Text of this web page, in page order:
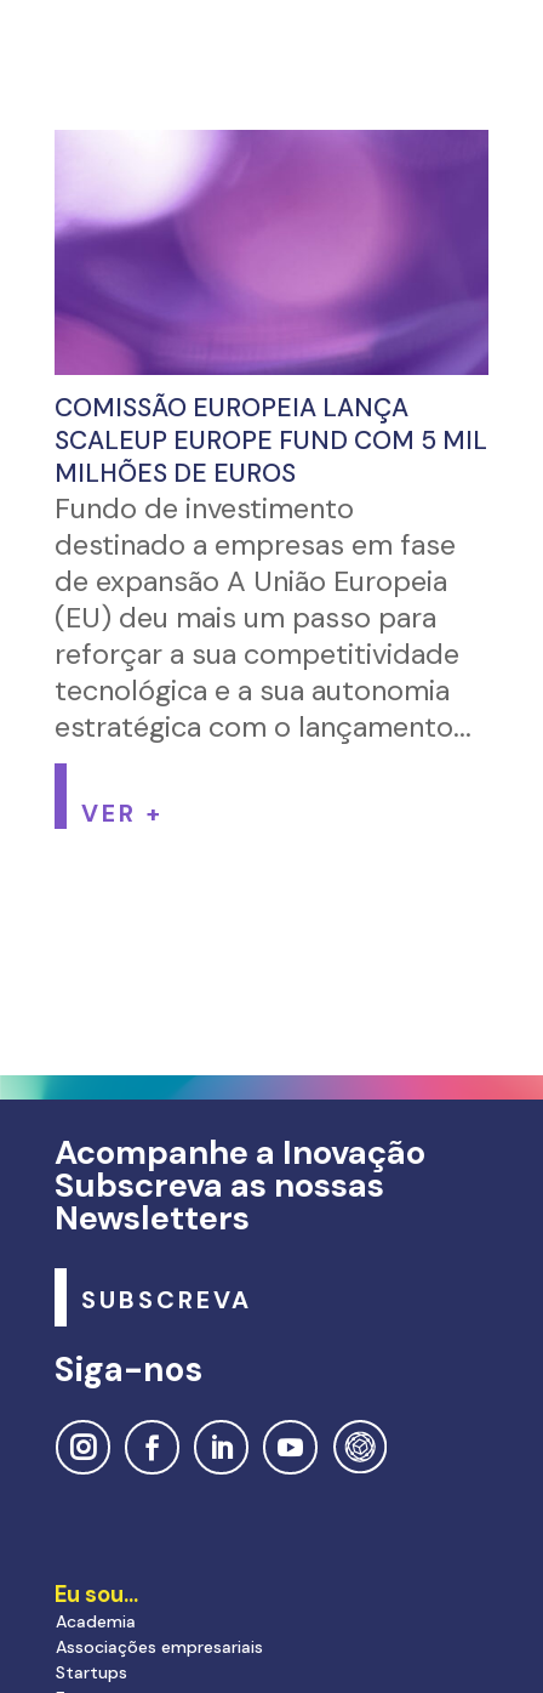
COMISSÃO EUROPEIA LANÇA
SCALEUP EUROPE FUND COM 5 MIL
MILHÕES DE EUROS
Fundo de investimento
destinado a empresas em fase
de expansão A União Europeia
(EU) deu mais um passo para
reforçar a sua competitividade
tecnológica e a sua autonomia
estratégica com o lançamento...
VER +
Acompanhe a Inovação
Subscreva as nossas
Newsletters
SUBSCREVA
Siga-nos
Eu sou…
Academia
Associações empresariais
Startups